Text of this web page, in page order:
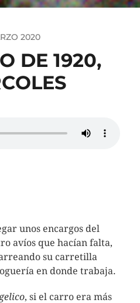
2020
DE 1920,
unos encargos del
avíos que hacían falta,
su carretilla
en donde trabaja.
, si el carro era más